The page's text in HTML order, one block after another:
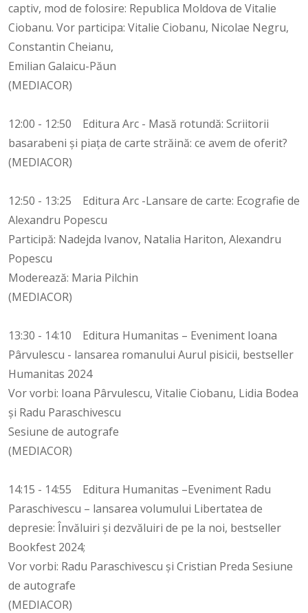
captiv, mod de folosire: Republica Moldova de Vitalie
Ciobanu. Vor participa: Vitalie Ciobanu, Nicolae Negru,
Constantin Cheianu,
Emilian Galaicu-Păun
(MEDIACOR)
12:00 - 12:50 Editura Arc - Masă rotundă: Scriitorii
basarabeni și piața de carte străină: ce avem de oferit?
(MEDIACOR)
12:50 - 13:25 Editura Arc -Lansare de carte: Ecografie de
Alexandru Popescu
Participă: Nadejda Ivanov, Natalia Hariton, Alexandru
Popescu
Moderează: Maria Pilchin
(MEDIACOR)
13:30 - 14:10 Editura Humanitas – Eveniment Ioana
Pârvulescu - lansarea romanului Aurul pisicii, bestseller
Humanitas 2024
Vor vorbi: Ioana Pârvulescu, Vitalie Ciobanu, Lidia Bodea
și Radu Paraschivescu
Sesiune de autografe
(MEDIACOR)
14:15 - 14:55 Editura Humanitas –Eveniment Radu
Paraschivescu – lansarea volumului Libertatea de
depresie: Învăluiri și dezvăluiri de pe la noi, bestseller
Bookfest 2024;
Vor vorbi: Radu Paraschivescu și Cristian Preda Sesiune
de autografe
(MEDIACOR)